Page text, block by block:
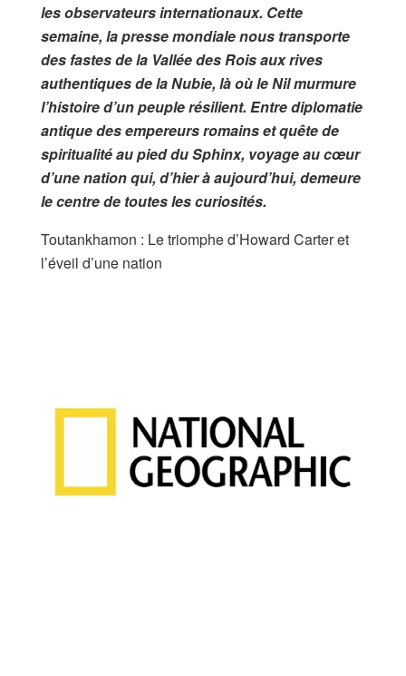
les observateurs internationaux. Cette
semaine, la presse mondiale nous transporte
des fastes de la Vallée des Rois aux rives
authentiques de la Nubie, là où le Nil murmure
l’histoire d’un peuple résilient. Entre diplomatie
antique des empereurs romains et quête de
spiritualité au pied du Sphinx, voyage au cœur
d’une nation qui, d’hier à aujourd’hui, demeure
le centre de toutes les curiosités.
Toutankhamon : Le triomphe d’Howard Carter et
l’éveil d’une nation